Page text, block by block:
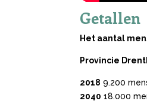
Getallen
Het aantal
Provincie
2018 9.200
2040 18.000